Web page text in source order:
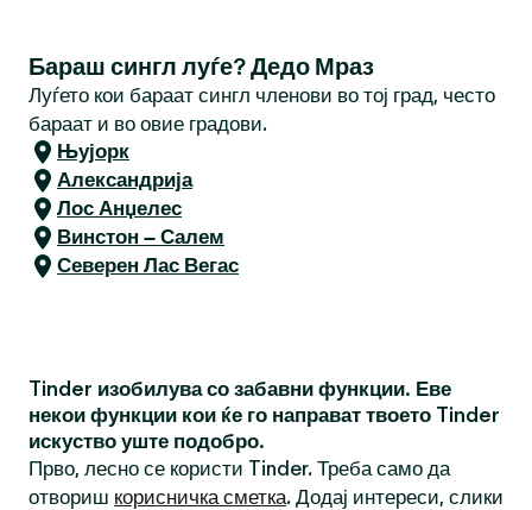
Бараш сингл луѓе? Дедо Мраз
Луѓето кои бараат сингл членови во тој град, често
бараат и во овие градови.
Њујорк
Александрија
Лос Анџелес
Винстон – Салем
Северен Лас Вегас
Tinder изобилува со забавни функции. Еве
некои функции кои ќе го направат твоето Tinder
искуство уште подобро.
Прво, лесно се користи Tinder. Треба само да
отвориш корисничка сметка. Додај интереси, слики